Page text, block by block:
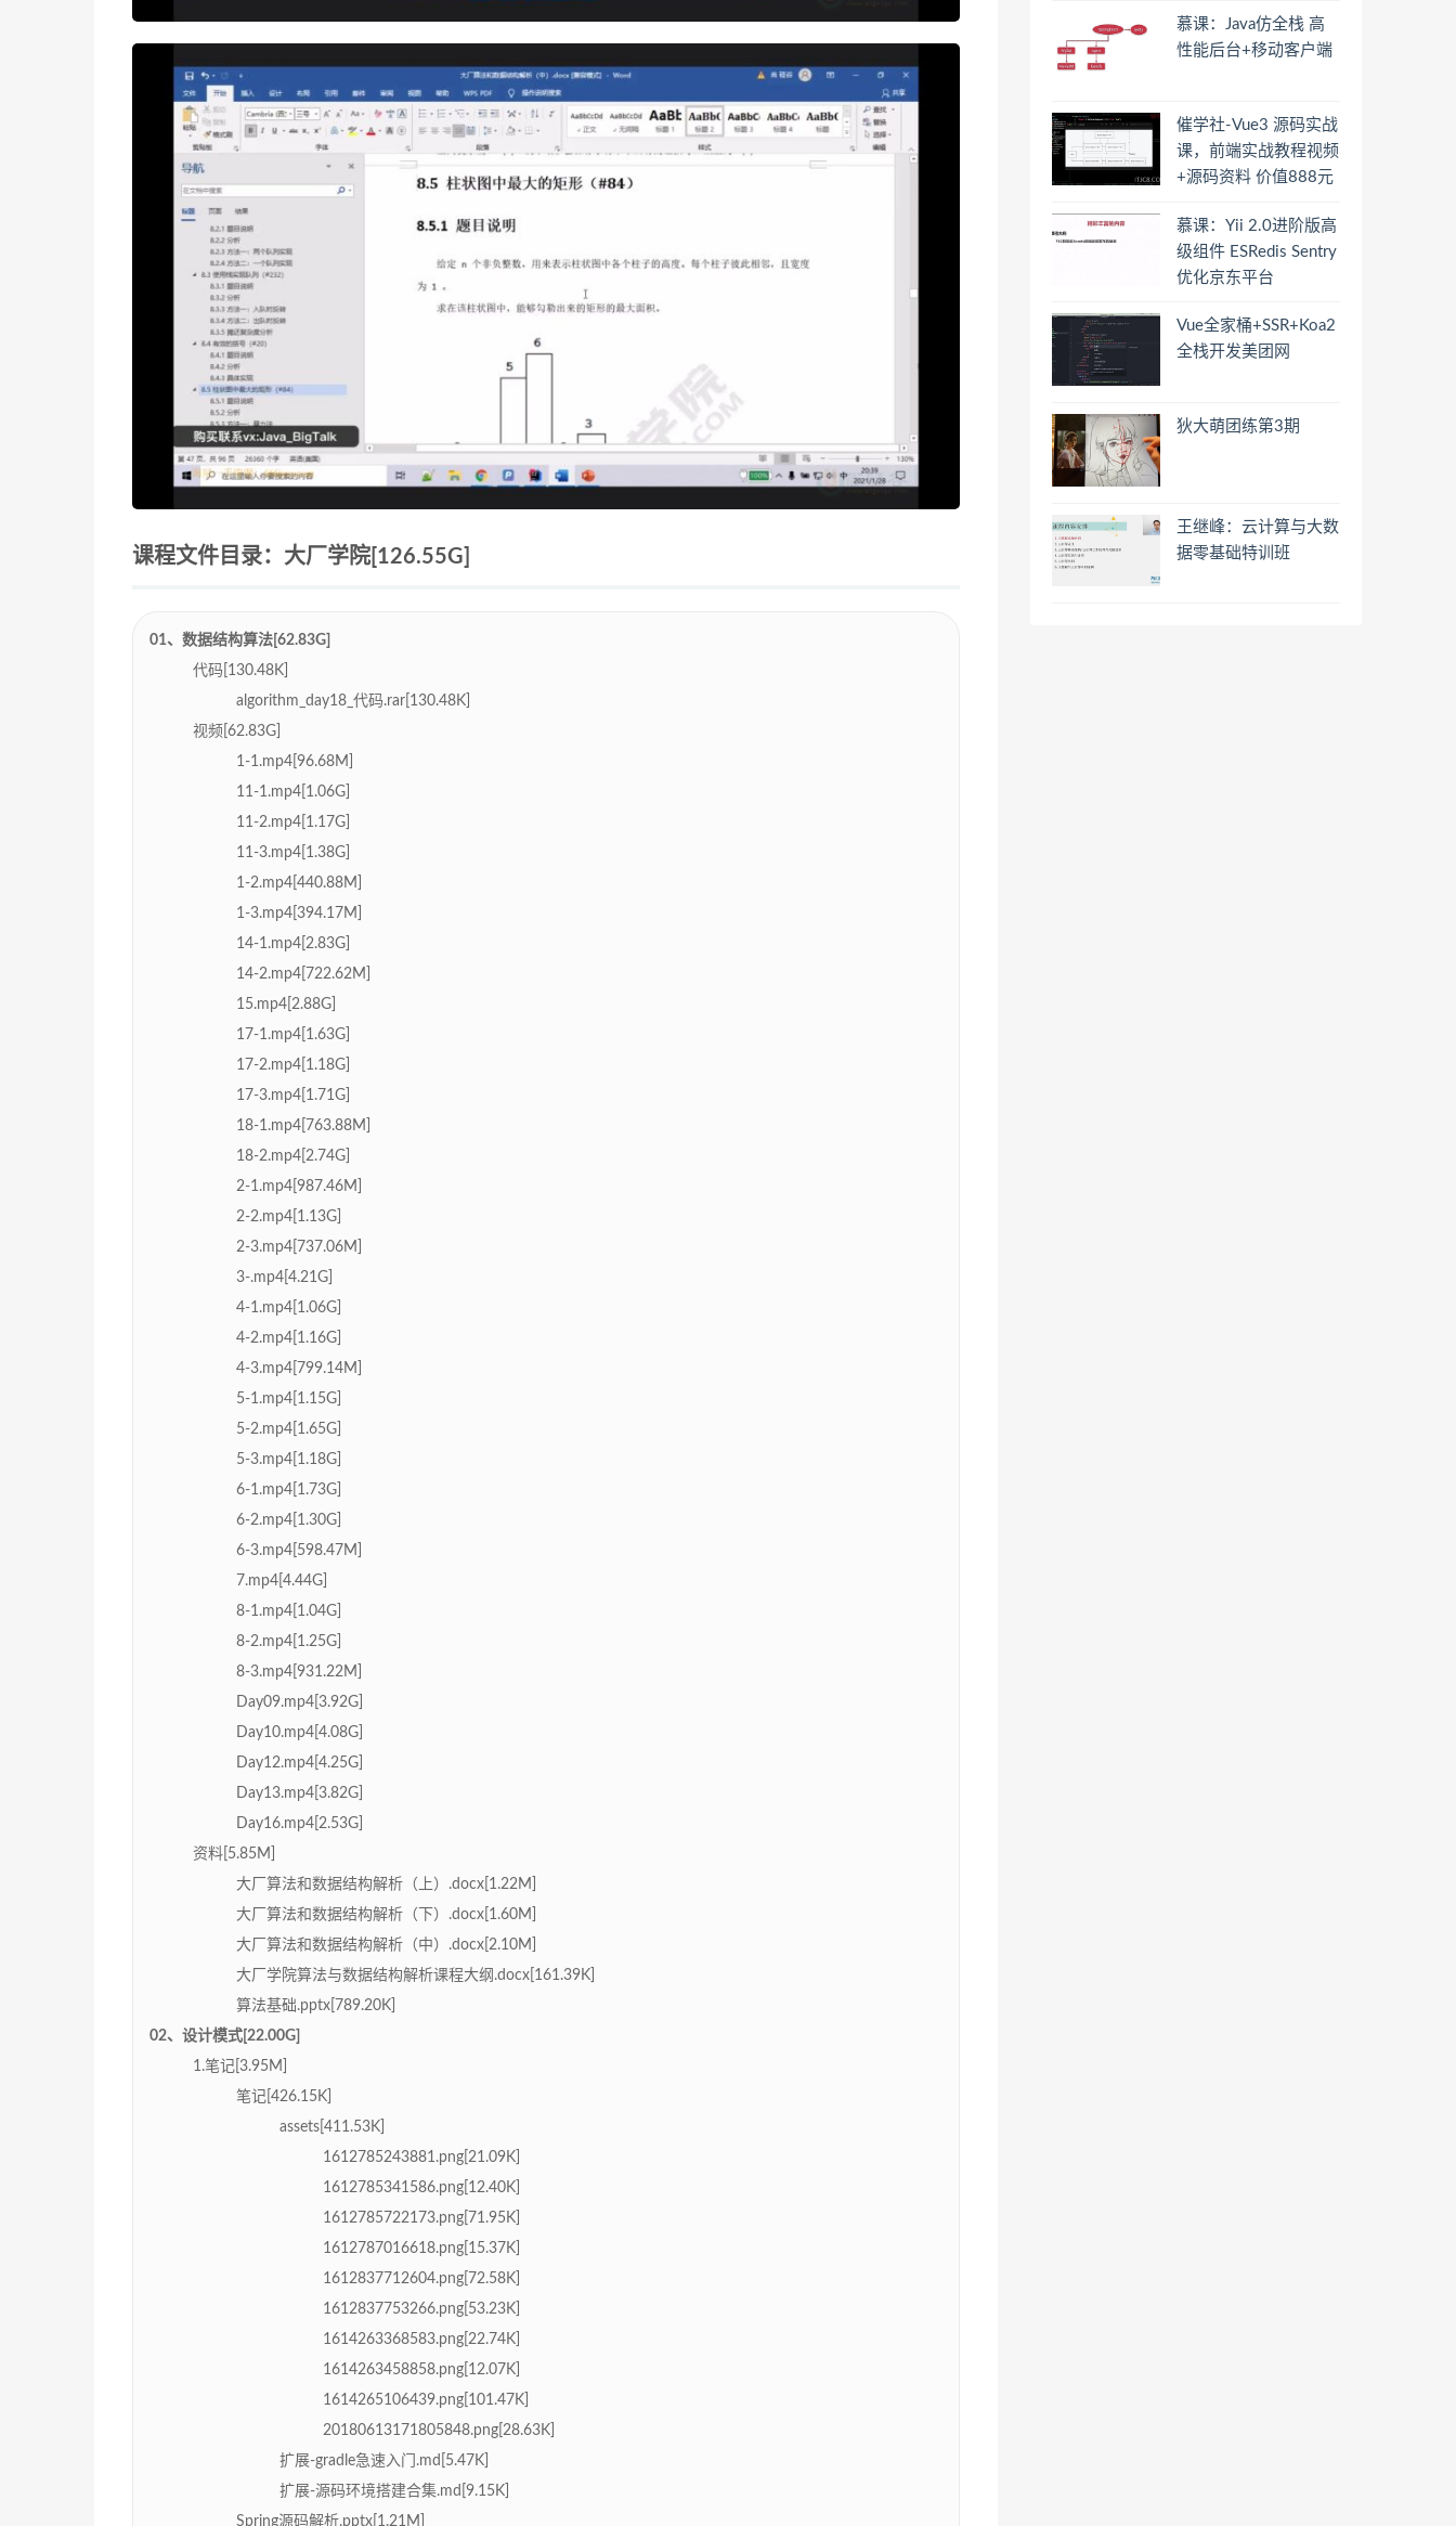
课程文件目录：大厂学院[126.55G]
01、数据结构算法[62.83G]
代码[130.48K]
algorithm_day18_代码.rar[130.48K]
视频[62.83G]
1-1.mp4[96.68M]
11-1.mp4[1.06G]
11-2.mp4[1.17G]
11-3.mp4[1.38G]
1-2.mp4[440.88M]
1-3.mp4[394.17M]
14-1.mp4[2.83G]
14-2.mp4[722.62M]
15.mp4[2.88G]
17-1.mp4[1.63G]
17-2.mp4[1.18G]
17-3.mp4[1.71G]
18-1.mp4[763.88M]
18-2.mp4[2.74G]
2-1.mp4[987.46M]
2-2.mp4[1.13G]
2-3.mp4[737.06M]
3-.mp4[4.21G]
4-1.mp4[1.06G]
4-2.mp4[1.16G]
4-3.mp4[799.14M]
5-1.mp4[1.15G]
5-2.mp4[1.65G]
5-3.mp4[1.18G]
6-1.mp4[1.73G]
6-2.mp4[1.30G]
6-3.mp4[598.47M]
7.mp4[4.44G]
8-1.mp4[1.04G]
8-2.mp4[1.25G]
8-3.mp4[931.22M]
Day09.mp4[3.92G]
Day10.mp4[4.08G]
Day12.mp4[4.25G]
Day13.mp4[3.82G]
Day16.mp4[2.53G]
资料[5.85M]
大厂算法和数据结构解析（上）.docx[1.22M]
大厂算法和数据结构解析（下）.docx[1.60M]
大厂算法和数据结构解析（中）.docx[2.10M]
大厂学院算法与数据结构解析课程大纲.docx[161.39K]
算法基础.pptx[789.20K]
02、设计模式[22.00G]
1.笔记[3.95M]
笔记[426.15K]
assets[411.53K]
1612785243881.png[21.09K]
1612785341586.png[12.40K]
1612785722173.png[71.95K]
1612787016618.png[15.37K]
1612837712604.png[72.58K]
1612837753266.png[53.23K]
1614263368583.png[22.74K]
1614263458858.png[12.07K]
1614265106439.png[101.47K]
20180613171805848.png[28.63K]
扩展-gradle急速入门.md[5.47K]
扩展-源码环境搭建合集.md[9.15K]
Spring源码解析.pptx[1.21M]
慕课：Java仿全栈 高
性能后台+移动客户端
催学社-Vue3 源码实战
课，前端实战教程视频
+源码资料 价值888元
慕课：Yii 2.0进阶版高
级组件 ESRedis Sentry
优化京东平台
Vue全家桶+SSR+Koa2
全栈开发美团网
狄大萌团练第3期
王继峰：云计算与大数
据零基础特训班